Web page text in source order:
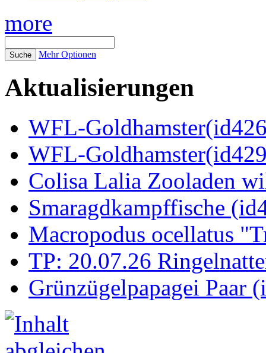
more
Mehr Optionen
Aktualisierungen
WFL-
WFL-
Colisa Lalia Zooladen
Smaragdkampffische
Macropodus ocellatus
TP: 20.07.26
Grünzügelpapagei Paar